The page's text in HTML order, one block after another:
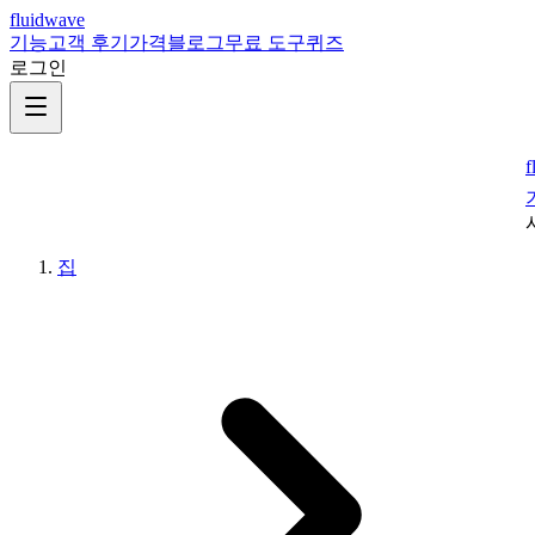
fluidwave
기능고객 후기 가격블로그무료 도구퀴즈
로그인
집